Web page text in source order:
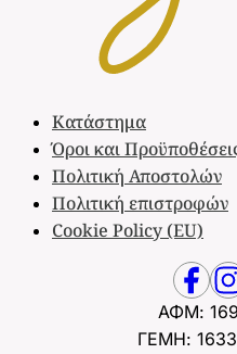
Κατάστημα
Όροι και
Πολιτική Αποστολών
Πολιτική επιστροφών
Cookie Policy (EU)
ΑΦΜ:
ΓΕΜΗ: